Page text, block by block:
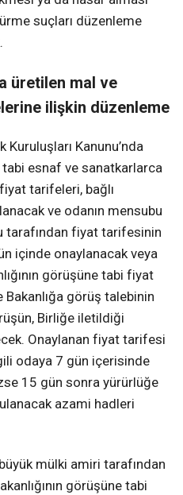
suçları düzenleme
üretilen mal ve
ilişkin düzenleme
Kanunu’nda
tabi esnaf ve sanatkarlarca
tarifeleri, bağlı
ve odanın mensubu
tarafından fiyat tarifesinin
içinde onaylanacak veya
görüşüne tabi fiyat
görüş talebinin
Birliğe iletildiği
Onaylanan fiyat tarifesi
odaya 7 gün içerisinde
15 gün sonra yürürlüğe
azami hadleri
mülki amiri tarafından
görüşüne tabi